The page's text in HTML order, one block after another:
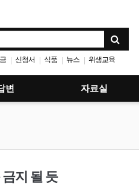
| 신청서 | 식품 | 뉴스 | 위생교육
변 자료실
지 될 듯